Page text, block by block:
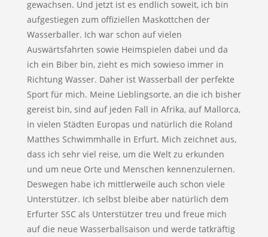
gewachsen. Und jetzt ist es endlich soweit, ich bin
aufgestiegen zum offiziellen Maskottchen der
Wasserballer. Ich war schon auf vielen
Auswärtsfahrten sowie Heimspielen dabei und da
ich ein Biber bin, zieht es mich sowieso immer in
Richtung Wasser. Daher ist Wasserball der perfekte
Sport für mich. Meine Lieblingsorte, an die ich bisher
gereist bin, sind auf jeden Fall in Afrika, auf Mallorca,
in vielen Städten Europas und natürlich die Roland
Matthes Schwimmhalle in Erfurt. Mich zeichnet aus,
dass ich sehr viel reise, um die Welt zu erkunden
und um neue Orte und Menschen kennenzulernen.
Deswegen habe ich mittlerweile auch schon viele
Unterstützer. Ich selbst bleibe aber natürlich dem
Erfurter SSC als Unterstützer treu und freue mich
auf die neue Wasserballsaison und werde tatkräftig